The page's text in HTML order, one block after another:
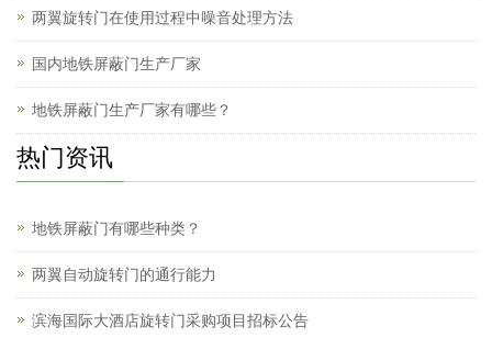
两翼旋转门在使用过程中噪音处理方法
国内地铁屏蔽门生产厂家
地铁屏蔽门生产厂家有哪些？
热门资讯
地铁屏蔽门有哪些种类？
两翼自动旋转门的通行能力
滨海国际大酒店旋转门采购项目招标公告